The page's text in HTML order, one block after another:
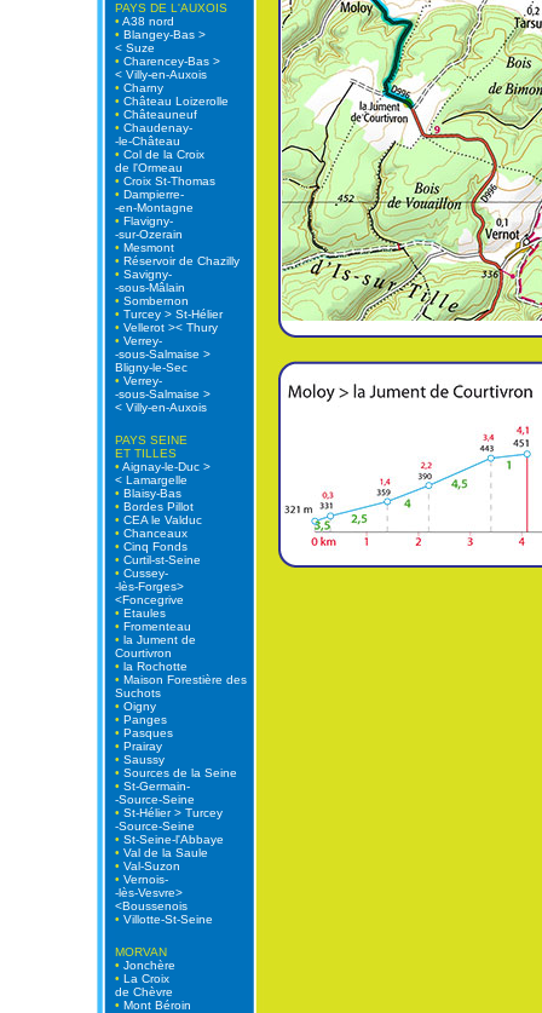
PAYS DE L'AUXOIS
• A38 nord
• Blangey-Bas >
< Suze
• Charencey-Bas >
< Villy-en-Auxois
• Charny
• Château Loizerolle
• Châteauneuf
• Chaudenay-
-le-Château
• Col de la Croix
de l'Ormeau
• Croix St-Thomas
• Dampierre-
-en-Montagne
• Flavigny-
-sur-Ozerain
• Mesmont
• Réservoir de Chazilly
• Savigny-
-sous-Mâlain
• Sombernon
• Turcey > St-Hélier
• Vellerot >< Thury
• Verrey-
-sous-Salmaise >
Bligny-le-Sec
• Verrey-
-sous-Salmaise >
< Villy-en-Auxois
PAYS SEINE
ET TILLES
• Aignay-le-Duc >
< Lamargelle
• Blaisy-Bas
• Bordes Pillot
• CEA le Valduc
• Chanceaux
• Cinq Fonds
• Curtil-st-Seine
• Cussey-
-lès-Forges>
<Foncegrive
• Etaules
• Fromenteau
• la Jument de
Courtivron
• la Rochotte
• Maison Forestière des
Suchots
• Oigny
• Panges
• Pasques
• Prairay
• Saussy
• Sources de la Seine
• St-Germain-
-Source-Seine
• St-Hélier > Turcey
-Source-Seine
• St-Seine-l'Abbaye
• Val de la Saule
• Val-Suzon
• Vernois-
-lès-Vesvre>
<Boussenois
• Villotte-St-Seine
MORVAN
• Jonchère
• La Croix
de Chèvre
• Mont Béroin